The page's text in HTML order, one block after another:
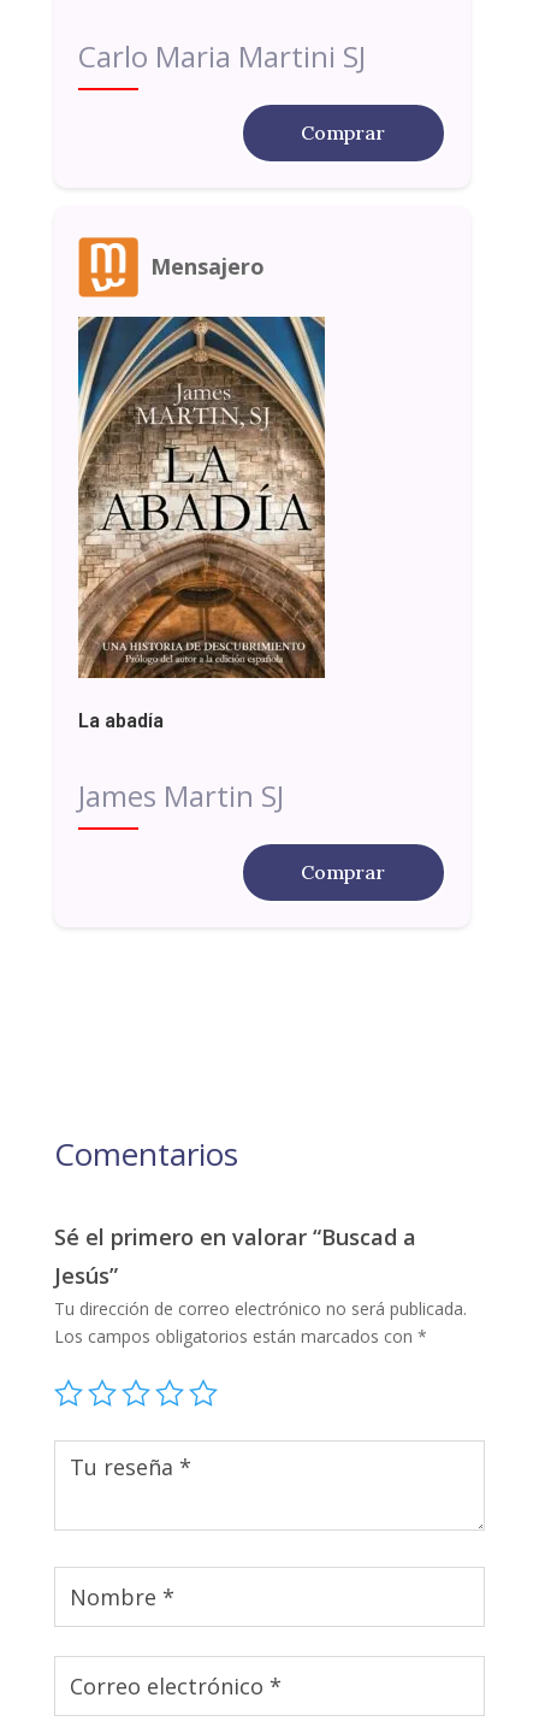
Carlo Maria Martini SJ
Comprar
Mensajero
La abadía
James Martin SJ
Comprar
Comentarios
Sé el primero en valorar “Buscad a
Jesús”
Tu dirección de correo electrónico no será publicada.
Los campos obligatorios están marcados con *